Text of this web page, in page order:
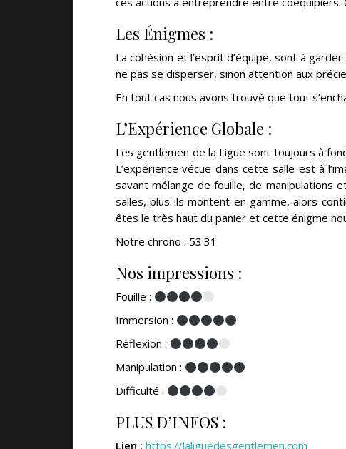
Les Énigmes :
La cohésion et l’esprit d’équipe, sont à
ne pas se disperser, sinon attention aux
En tout cas nous avons trouvé que tout
L’Expérience Globale :
Les gentlemen de la Ligue sont toujours à
L’expérience vécue dans cette salle est à
savant mélange de fouille, de manipulations
salles, plus ils montent en gamme, alors
êtes le très haut du panier et cette énigme
Notre chrono : 53:31
Nos impressions :
Fouille :
Immersion :
Réflexion :
Manipulation :
Difficulté :
PLUS D’INFOS :
Lien : https://laliguedesgentlemen.com